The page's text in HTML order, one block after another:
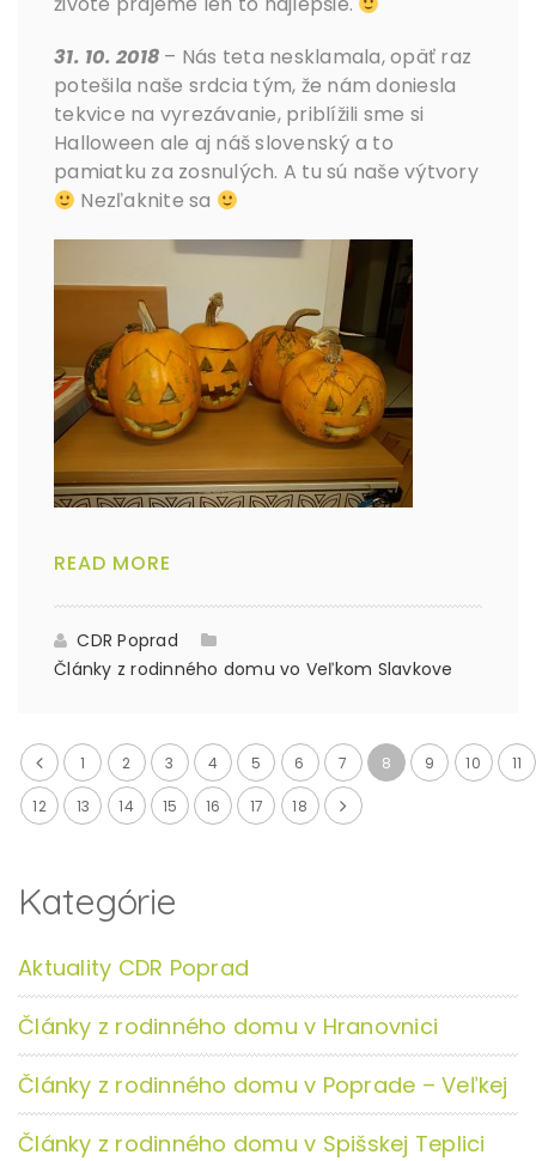
31. 10. 2018 – Nás teta nesklamala, opäť raz
potešila naše srdcia tým, že nám doniesla
tekvice na vyrezávanie, priblížili sme si
Halloween ale aj náš slovenský a to
pamiatku za zosnulých. A tu sú naše výtvory
Nezľaknite sa
READ MORE
CDR Poprad
Články z rodinného domu vo Veľkom Slavkove
1 2 3 4 5 6 7 8 9 10 11
12 13 14 15 16 17 18
Kategórie
Aktuality CDR Poprad
Články z rodinného domu v Hranovnici
Články z rodinného domu v Poprade – Veľkej
Články z rodinného domu v Spišskej Teplici